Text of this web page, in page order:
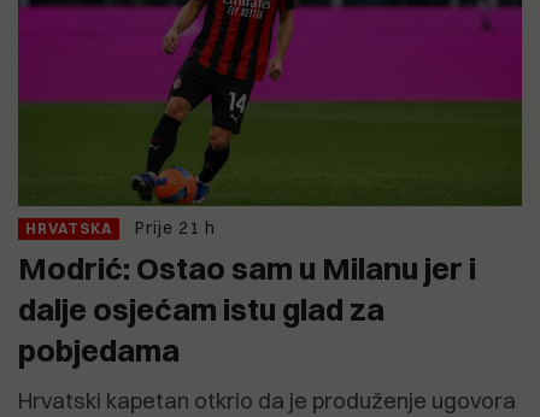
HRVATSKA Prije 21 h
Modrić: Ostao sam u Milanu jer i
dalje osjećam istu glad za
pobjedama
Hrvatski kapetan otkrio da je produženje ugovora